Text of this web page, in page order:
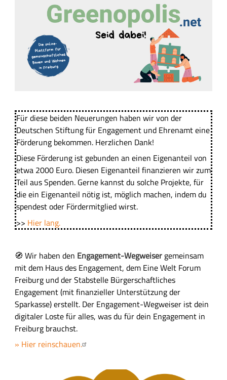
Für diese beiden Neuerungen haben wir von der
Deutschen Stiftung für Engagement und Ehrenamt eine
Förderung bekommen. Herzlichen Dank!
Diese Förderung ist gebunden an einen Eigenanteil von
etwa 2000 Euro. Diesen Eigenanteil finanzieren wir zum
Teil aus Spenden. Gerne kannst du solche Projekte, für
die ein Eigenanteil nötig ist, möglich machen, indem du
spendest oder Fördermitglied wirst.
>> Hier lang.
🧭 Wir haben den Engagement-Wegweiser gemeinsam
mit dem Haus des Engagement, dem Eine Welt Forum
Freiburg und der Stabstelle Bürgerschaftliches
Engagement (mit finanzieller Unterstützung der
Sparkasse) erstellt. Der Engagement-Wegweiser ist dein
digitaler Loste für alles, was du für dein Engagement in
Freiburg brauchst.
» Hier reinschauen.